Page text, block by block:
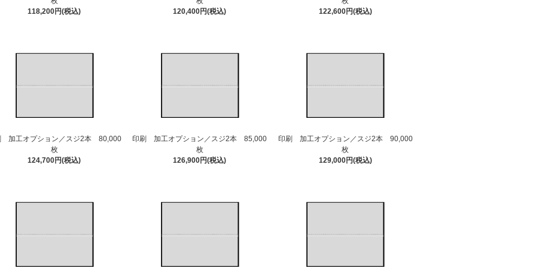
118,200円(税込)
120,400円(税込)
122,600円(税込)
加工オプション／スジ2本 80,000
枚
124,700円(税込)
印刷 加工オプション／スジ2本 85,000
枚
126,900円(税込)
印刷 加工オプション／スジ2本 90,000
枚
129,000円(税込)